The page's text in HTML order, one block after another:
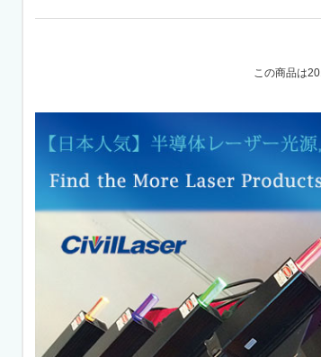
この商品は